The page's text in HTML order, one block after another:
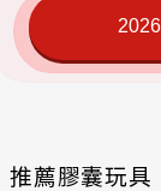
推薦膠囊玩具